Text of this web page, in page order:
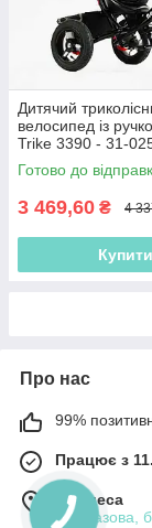
Дитячий
велосипед із
Trike 3390 - 31-
надувні колеса,
пульт
Готово до
3 469,60 ₴ 4
Купити
Про нас
99%
Працює з
м. Одеса
вул.Базова,